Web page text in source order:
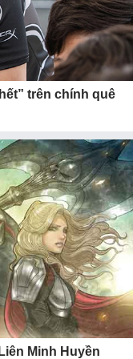
trên chính quê
Minh Huyền